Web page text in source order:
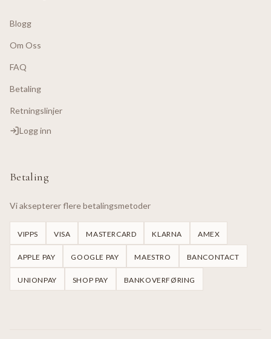
Blogg
Om Oss
FAQ
Betaling
Retningslinjer
Logg inn
Betaling
Vi aksepterer flere betalingsmetoder
VIPPS VISA MASTERCARD KLARNA AMEX
APPLE PAY GOOGLE PAY MAESTRO BANCONTACT
UNIONPAY SHOP PAY BANKOVERFØRING